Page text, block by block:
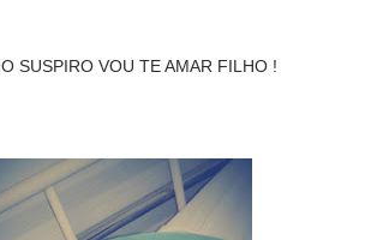
SUSPIRO VOU TE AMAR FILHO !